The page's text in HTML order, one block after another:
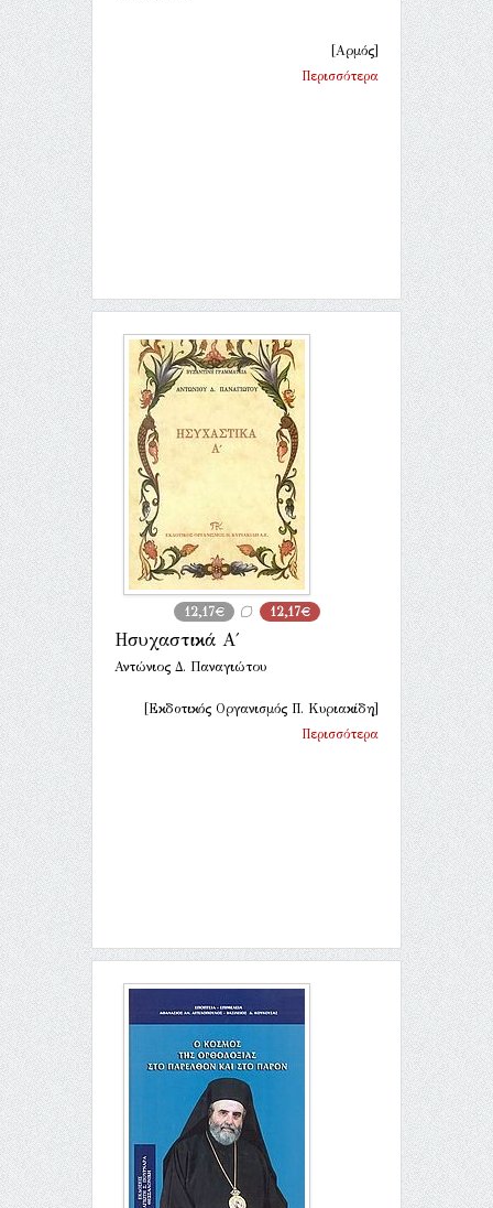
[Αρμός]
Περισσότερα
12,17€ 12,17€
Ησυχαστικά Α΄
Αντώνιος Δ. Παναγιώτου
[Εκδοτικός Οργανισμός Π. Κυριακίδη]
Περισσότερα